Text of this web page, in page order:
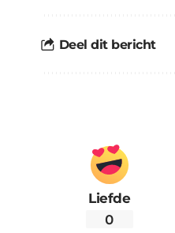
Deel dit bericht
Liefde
0